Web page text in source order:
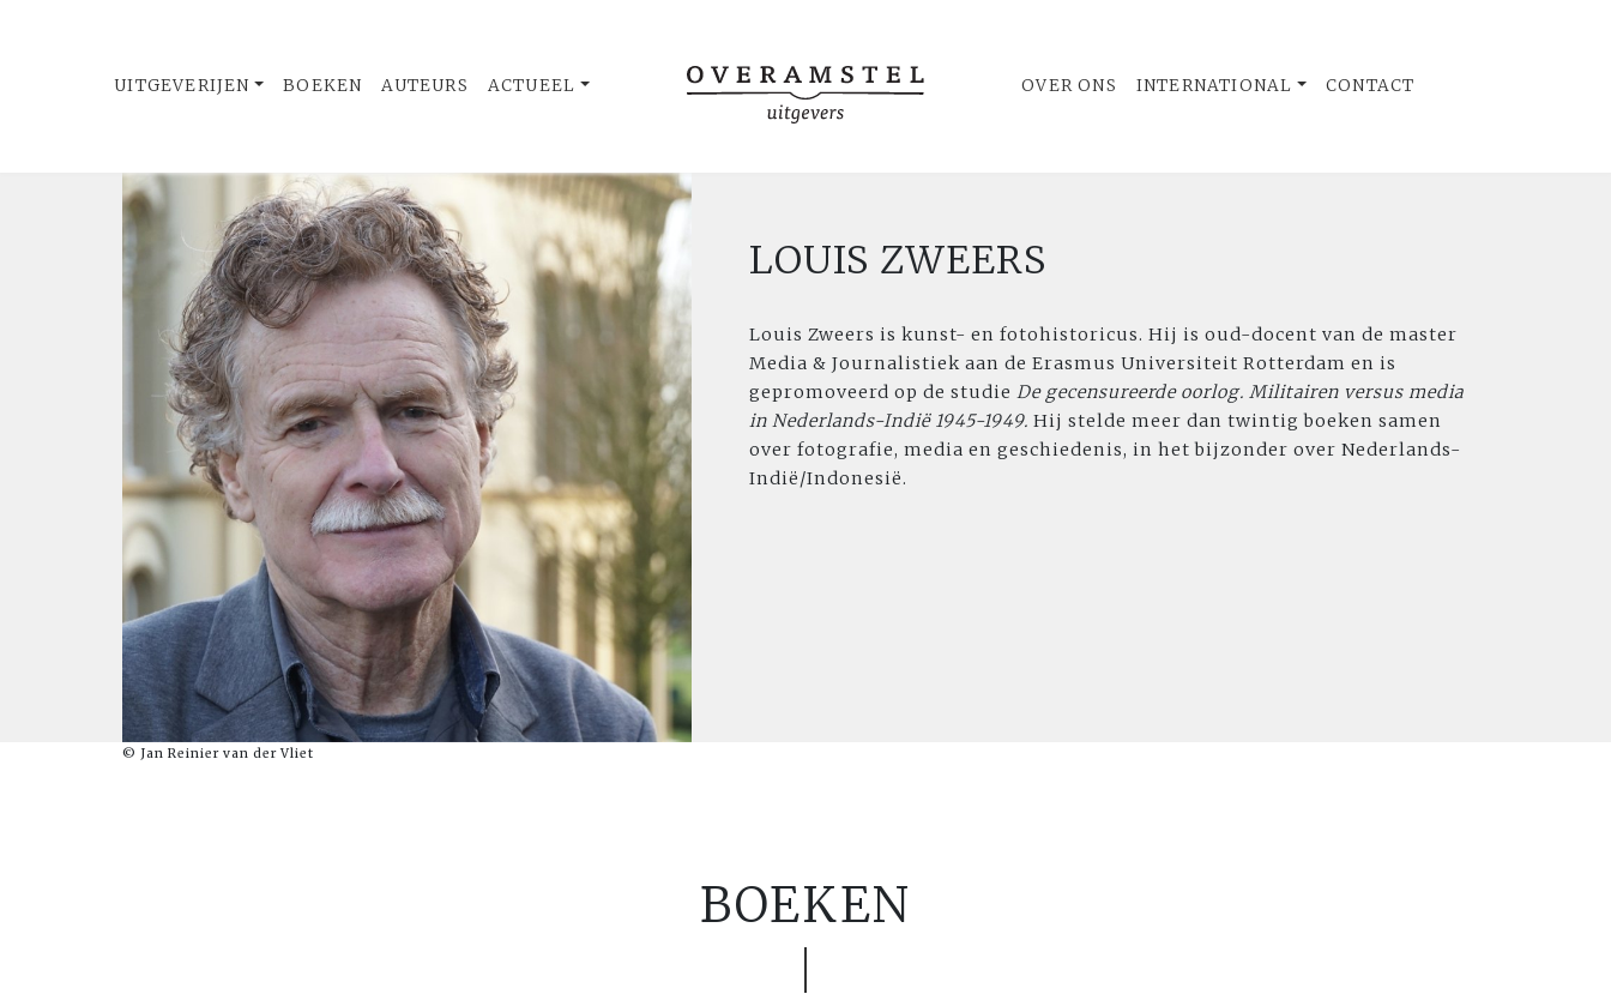
UITGEVERIJEN BOEKEN AUTEURS ACTUEEL OVER ONS INTERNATIONAL CONTACT
© Jan Reinier van der Vliet
LOUIS ZWEERS
Louis Zweers is kunst- en fotohistoricus. Hij is oud-docent van de master
Media & Journalistiek aan de Erasmus Universiteit Rotterdam en is
gepromoveerd op de studie De gecensureerde oorlog. Militairen versus media
in Nederlands-Indië 1945-1949. Hij stelde meer dan twintig boeken samen
over fotografie, media en geschiedenis, in het bijzonder over Nederlands-
Indië/Indonesië.
BOEKEN